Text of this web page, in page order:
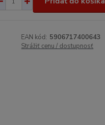
EAN kód: 5906717400643
Strážiť cenu / dostupnosť